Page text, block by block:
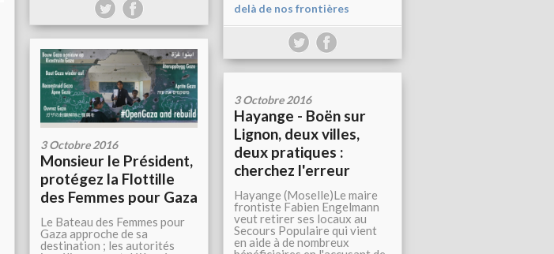
delà de nos frontières
3 Octobre 2016
Monsieur le Président,
protégez la Flottille
des Femmes pour Gaza
Le Bateau des Femmes pour
Gaza approche de sa
destination ; les autorités
3 Octobre 2016
Hayange - Boën sur
Lignon, deux villes,
deux pratiques :
cherchez l'erreur
Hayange (Moselle)Le maire
frontiste Fabien Engelmann
veut retirer ses locaux au
Secours Populaire qui vient
en aide à de nombreux